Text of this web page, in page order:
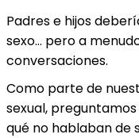
Padres e hijos
sexo… pero a
conversaciones.
Como parte de
sexual,
qué no hablaban de